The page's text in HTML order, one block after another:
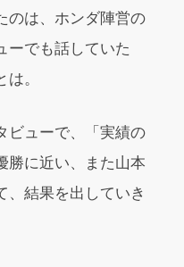
のは、ホンダ陣営の
ーでも話していた
。
ビューで、「実績の
勝に近い、また山本
、結果を出していき